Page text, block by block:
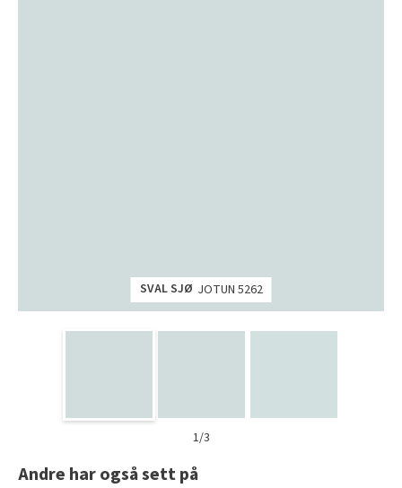
SVAL SJØ JOTUN 5262
1/3
Andre har også sett på